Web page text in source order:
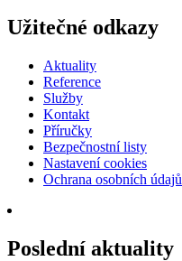
Užitečné odkazy
Aktuality
Reference
Služby
Kontakt
Příručky
Bezpečnostní listy
Nastavení cookies
Ochrana osobních údajů
Poslední aktuality